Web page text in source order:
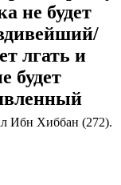
не будет
лгать и
будет
Ибн Хиббан (272).